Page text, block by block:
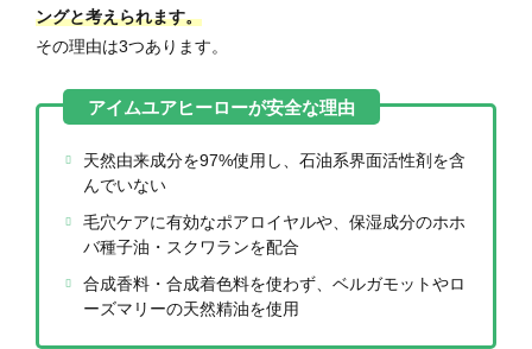
ングと考えられます。
その理由は3つあります。
天然由来成分を97%使用し、石油系界面活性剤を含
んでいない
毛穴ケアに有効なポアロイヤルや、保湿成分のホホ
バ種子油・スクワランを配合
合成香料・合成着色料を使わず、ベルガモットやロ
ーズマリーの天然精油を使用